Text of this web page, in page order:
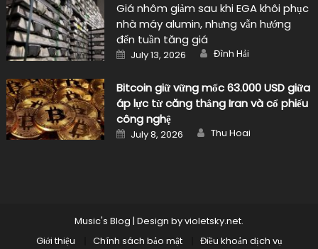
Giá nhôm giảm sau khi EGA khôi phục
nhà máy alumin, nhưng vẫn hướng
đến tuần tăng giá
Posted
on
July 13, 2026 Author
Đình Hải
Bitcoin giữ vững mốc 63.000 USD giữa
áp lực từ căng thẳng Iran và cổ phiếu
công nghệ
Posted
on
July 8, 2026 Author
Thu Hoai
Music's Blog | Design byvioletsky.net.
Giới thiệu
Chính sách bảo mật
Điều khoản dịch vụ